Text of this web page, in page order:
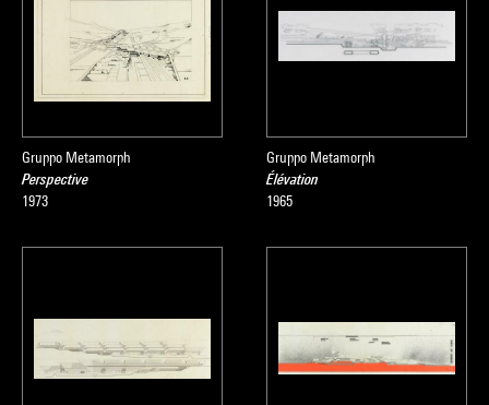
Gruppo Metamorph
Perspective
1973
Gruppo Metamorph
Élévation
1965